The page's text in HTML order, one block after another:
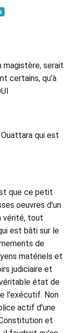
magistère, serait
certains, qu'à
qui est
que ce petit
oeuvres d'un
vérité, tout
est bâti sur le
de
matériels et
judiciaire et
état de
l'exécutif. Non
actif d'une
et